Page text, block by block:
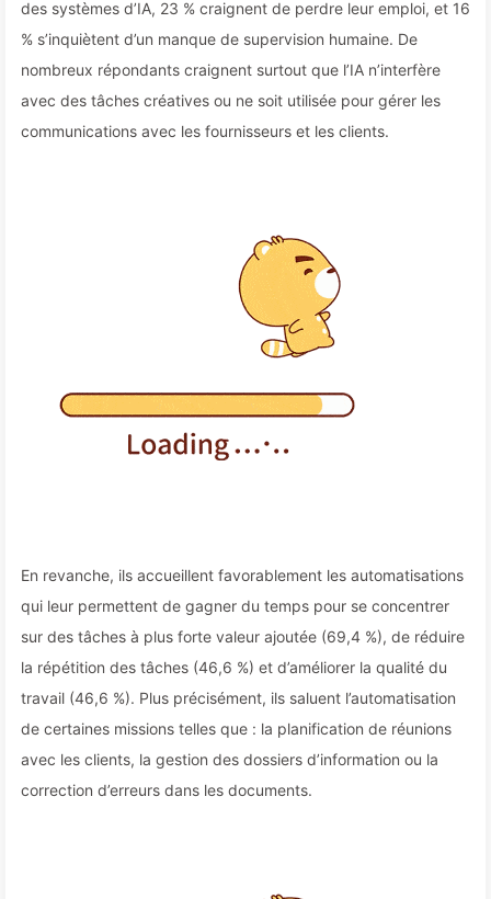
des systèmes d’IA, 23 % craignent de perdre leur emploi, et 16
% s’inquiètent d’un manque de supervision humaine. De
nombreux répondants craignent surtout que l’IA n’interfère
avec des tâches créatives ou ne soit utilisée pour gérer les
communications avec les fournisseurs et les clients.
En revanche, ils accueillent favorablement les automatisations
qui leur permettent de gagner du temps pour se concentrer
sur des tâches à plus forte valeur ajoutée (69,4 %), de réduire
la répétition des tâches (46,6 %) et d’améliorer la qualité du
travail (46,6 %). Plus précisément, ils saluent l’automatisation
de certaines missions telles que : la planification de réunions
avec les clients, la gestion des dossiers d’information ou la
correction d’erreurs dans les documents.